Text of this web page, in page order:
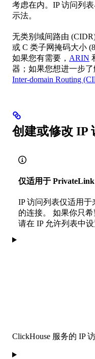
考虑在内。IP 访问列
示法。
无类别域间路由
或 C 类子网掩码大小
如果您有需要， ARIN
器；如果您想进一步
Inter-domain Routing
创建或修改 IP
仅适用于
IP 访问列表仅适用
的连接。 如果你只希
请在 IP 允许列表中
ClickHouse 服务的 IP